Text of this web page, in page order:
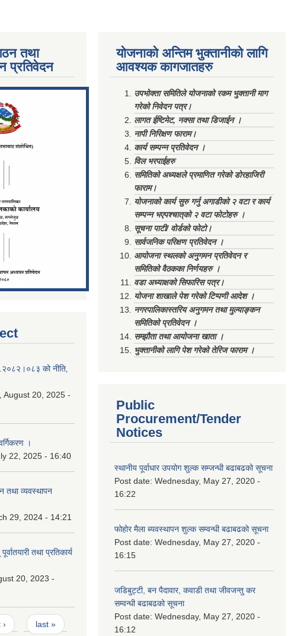
तथा
प्रतिवेदन
को नीति‚
August 20, 2025 -
।
22, 2025 - 16:40
तथा व्यवस्थापन
29, 2024 - 14:21
तथा प्रतिकार्य
20, 2023 -
last »
योजनाको अन्तिम भुक्तानीको लागि
आवश्यक कागजातहरु
उपभोक्ता समितिले योजनाको रकम भुक्तानी माग
गरेको निवेदन पत्र।
लागत ईष्टिमेट, नक्सा तथा डिजाईन ।
नापी निरिक्षण फाराम।
कार्य सम्पन्न प्रतिवेदन ।
विल भरपाईहरु
समितिको अध्यक्षले प्रमाणित गरेको डोरहाजिरी
फाराम।
योजनाको कार्य सुरु गर्नु अगाडीको २ वटा र कार्य
सम्पन्न भएपश्चात्‌को २ वटा फोटोहरु ।
सूचना पाटी/ वोर्डको फोटो।
सार्वजनिक परिक्षण प्रतिवेदन ।
आयोजना स्थलको अनुगमन प्रतिवेदन र
समितिको वैठकका निर्णयहरु ।
वडा अध्याक्षको सिफारिस पत्र।
योजना शाखाले पेश गरेको टिप्पणी आदेश ।
नगरपालिकास्तरिय अनुगमन तथा मुल्याङ्कन
समितिको प्रतिवेदन ।
सम्झौता तथा आयोजना खाता ।
भुक्तानीको लागि पेश गरेको तेरिज फाराम ।
Public
Procurement/Tender
Notices
स्थानीय पूर्वाधार उपयोग शुल्क सम्जन्धी बढाबढको सूचना
Post date: Wednesday, May 27, 2020 -
16:22
फोहोर मैला ब्यवस्थापन शुल्क सम्वन्धी बढाबढको सूचना
Post date: Wednesday, May 27, 2020 -
16:15
जडिबुट्टी, बन पैदावार, कवाडी तथा जीवजन्तु कर
सम्वन्धी बढाबढको सूचना
Post date: Wednesday, May 27, 2020 -
16:12